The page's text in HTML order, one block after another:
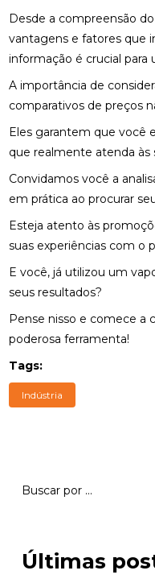
Desde a compreensão
vantagens e fatores que
informação é crucial para
A importância de
comparativos de preços
Eles garantem que você
que realmente atenda às
Convidamos você a
em prática ao procurar
Esteja atento às
suas experiências com o
E você, já utilizou um
seus resultados?
Pense nisso e comece a
poderosa ferramenta!
Tags:
Indústria
Últimas